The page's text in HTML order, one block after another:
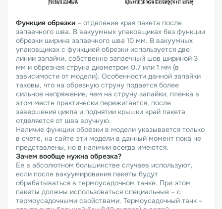
Функция обрезки – отделение края пакета после
запаечного шва. В вакуумных упаковщиках без функции
обрезки ширина запаечного шва 10 мм. В вакуумных
упаковщиках с функцией обрезки используется две
линии запайки, собственно запаечный шов шириной 3
мм и обрезная струна диаметром 0,7 или 1 мм (в
зависимости от модели). Особенности данной запайки
таковы, что на обрезную струну подается более
сильное напряжение, чем на струну запайки, пленка в
этом месте практически пережигается, после
завершения цикла и поднятии крышки край пакета
отделяется от шва вручную.
Наличие функции обрезки в модели указывается только
в счете, на сайте эти модели в данный момент пока не
представлены, но в наличии всегда имеются.
Зачем вообще нужна обрезка?
Ее в абсолютном большинстве случаев используют,
если после вакуумирования пакеты будут
обрабатываться в термоусадочном танке. При этом
пакеты должны использоваться специальные – с
термоусадочными свойствами. Термоусадочный танк –